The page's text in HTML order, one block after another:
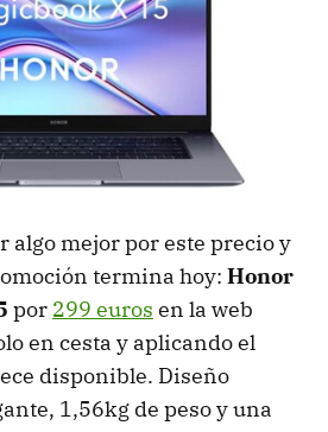
algo mejor por este precio y
termina hoy: Honor
por 299 euros en la web
en cesta y aplicando el
disponible. Diseño
1,56kg de peso y una